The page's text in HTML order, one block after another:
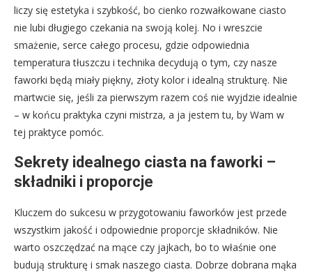
liczy się estetyka i szybkość, bo cienko rozwałkowane ciasto
nie lubi długiego czekania na swoją kolej. No i wreszcie
smażenie, serce całego procesu, gdzie odpowiednia
temperatura tłuszczu i technika decydują o tym, czy nasze
faworki będą miały piękny, złoty kolor i idealną strukturę. Nie
martwcie się, jeśli za pierwszym razem coś nie wyjdzie idealnie
– w końcu praktyka czyni mistrza, a ja jestem tu, by Wam w
tej praktyce pomóc.
Sekrety idealnego ciasta na faworki –
składniki i proporcje
Kluczem do sukcesu w przygotowaniu faworków jest przede
wszystkim jakość i odpowiednie proporcje składników. Nie
warto oszczędzać na mące czy jajkach, bo to właśnie one
budują strukturę i smak naszego ciasta. Dobrze dobrana mąka